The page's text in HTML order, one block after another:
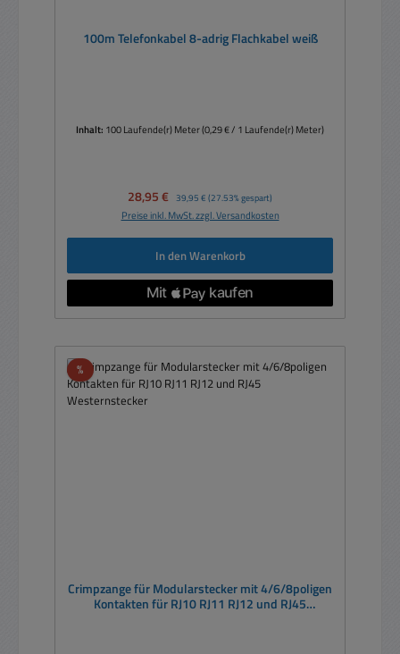
100m Telefonkabel 8-adrig Flachkabel weiß
Inhalt: 100 Laufende(r) Meter(0,29 € / 1 Laufende(r) Meter)
Verkaufspreis:
28,95 € Regulärer Preis:
39,95 € (27.53% gespart)
Preise inkl. MwSt. zzgl. Versandkosten
In den Warenkorb
%Rabatt
Crimpzange für Modularstecker mit 4/6/8poligen
Kontakten für RJ10 RJ11 RJ12 und RJ45